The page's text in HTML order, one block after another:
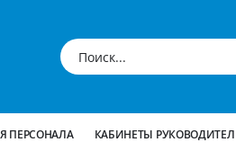
ПЕРСОНАЛА КАБИНЕТЫ